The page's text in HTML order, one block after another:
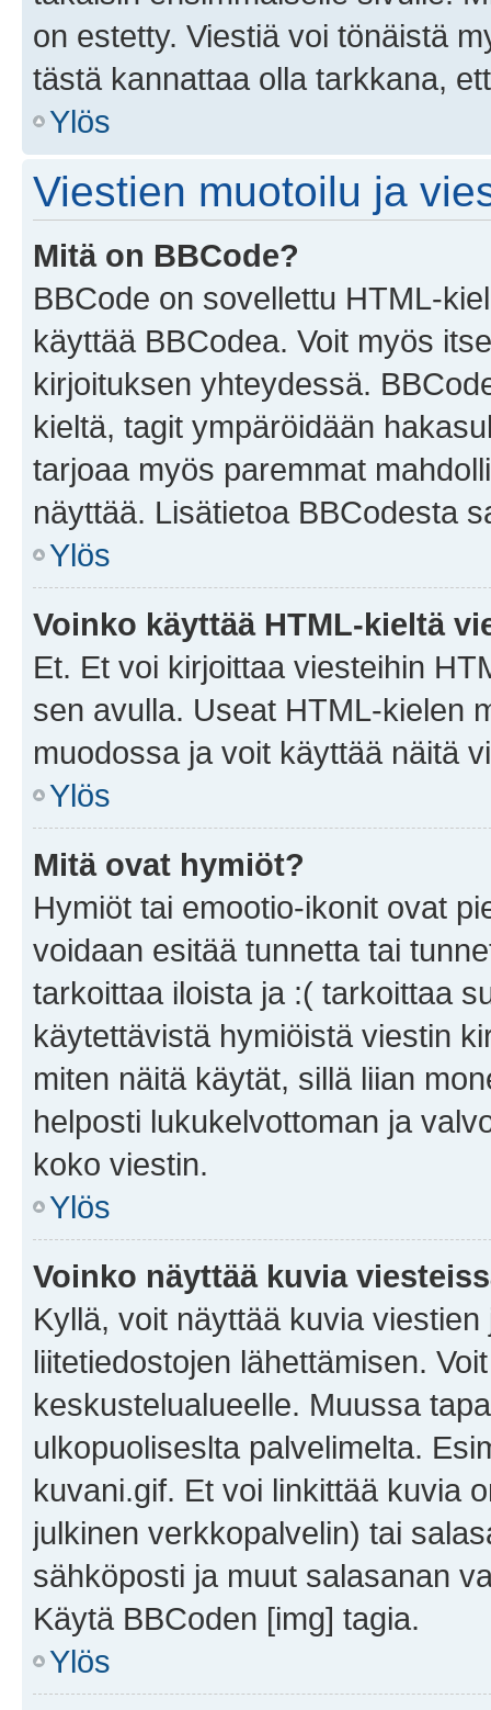
on estetty. Viestiä voi tönäistä
tästä kannattaa olla tarkkana,
Ylös
Viestien muotoilu ja
Mitä on BBCode?
BBCode on sovellettu HTML-
käyttää BBCodea. Voit myös
kirjoituksen yhteydessä.
kieltä, tagit ympäröidään
tarjoaa myös paremmat
näyttää. Lisätietoa BBCodesta
Ylös
Voinko käyttää HTML-kieltä
Et. Et voi kirjoittaa viesteihin
sen avulla. Useat HTML-kielen
muodossa ja voit käyttää näitä
Ylös
Mitä ovat hymiöt?
Hymiöt tai emootio-ikonit ovat
voidaan esitää tunnetta tai
tarkoittaa iloista ja :( tarkoittaa
käytettävistä hymiöistä viestin
miten näitä käytät, sillä liian
helposti lukukelvottoman ja
koko viestin.
Ylös
Voinko näyttää kuvia
Kyllä, voit näyttää kuvia
liitetiedostojen lähettämisen.
keskustelualueelle. Muussa
ulkopuoliseslta palvelimelta.
kuvani.gif. Et voi linkittää kuvia
julkinen verkkopalvelin) tai
sähköposti ja muut salasanan
Käytä BBCoden [img] tagia.
Ylös